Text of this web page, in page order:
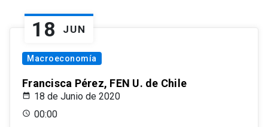
18 JUN
Macroeconomía
Francisca Pérez, FEN U. de Chile
18 de Junio de 2020
00:00